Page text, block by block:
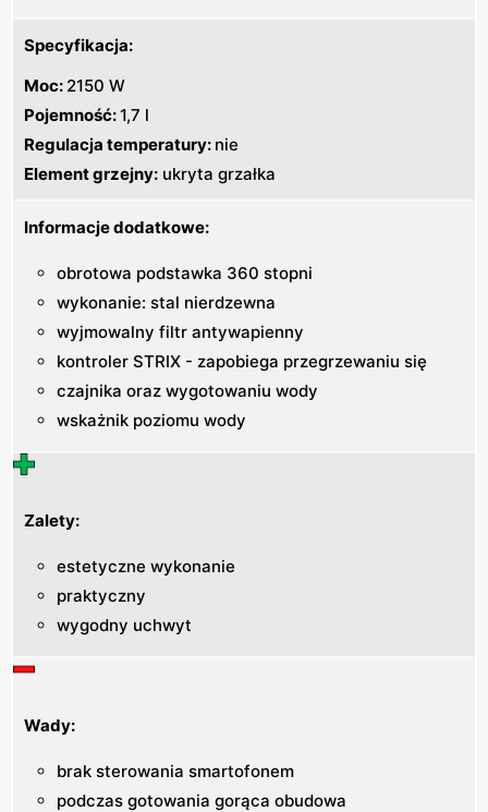
Specyfikacja:
Moc: 2150 W
Pojemność:1,7 l
Regulacja temperatury: nie
Element grzejny: ukryta grzałka
Informacje dodatkowe:
obrotowa podstawka 360 stopni
wykonanie: stal nierdzewna
wyjmowalny filtr antywapienny
kontroler STRIX - zapobiega przegrzewaniu się
czajnika oraz wygotowaniu wody
wskażnik poziomu wody
Zalety:
estetyczne wykonanie
praktyczny
wygodny uchwyt
Wady:
brak sterowania smartofonem
podczas gotowania gorąca obudowa